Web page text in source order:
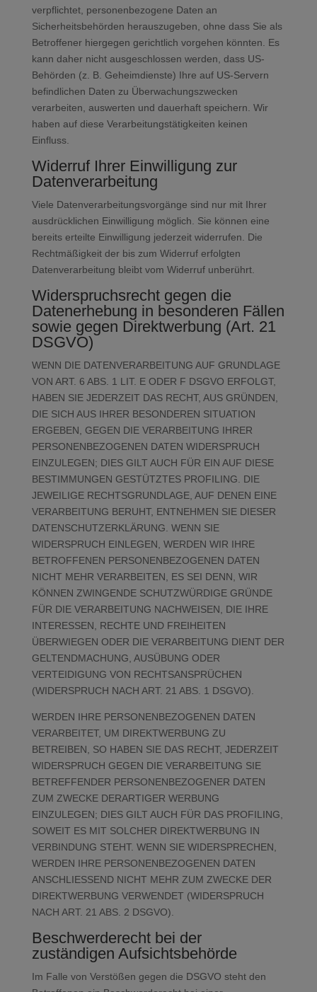
verpflichtet, personenbezogene Daten an
Sicherheitsbehörden herauszugeben, ohne dass Sie als
Betroffener hiergegen gerichtlich vorgehen könnten. Es
kann daher nicht ausgeschlossen werden, dass US-
Behörden (z. B. Geheimdienste) Ihre auf US-Servern
befindlichen Daten zu Überwachungszwecken
verarbeiten, auswerten und dauerhaft speichern. Wir
haben auf diese Verarbeitungstätigkeiten keinen
Einfluss.
Widerruf Ihrer Einwilligung zur
Datenverarbeitung
Viele Datenverarbeitungsvorgänge sind nur mit Ihrer
ausdrücklichen Einwilligung möglich. Sie können eine
bereits erteilte Einwilligung jederzeit widerrufen. Die
Rechtmäßigkeit der bis zum Widerruf erfolgten
Datenverarbeitung bleibt vom Widerruf unberührt.
Widerspruchsrecht gegen die
Datenerhebung in besonderen Fällen
sowie gegen Direktwerbung (Art. 21
DSGVO)
WENN DIE DATENVERARBEITUNG AUF GRUNDLAGE
VON ART. 6 ABS. 1 LIT. E ODER F DSGVO ERFOLGT,
HABEN SIE JEDERZEIT DAS RECHT, AUS GRÜNDEN,
DIE SICH AUS IHRER BESONDEREN SITUATION
ERGEBEN, GEGEN DIE VERARBEITUNG IHRER
PERSONENBEZOGENEN DATEN WIDERSPRUCH
EINZULEGEN; DIES GILT AUCH FÜR EIN AUF DIESE
BESTIMMUNGEN GESTÜTZTES PROFILING. DIE
JEWEILIGE RECHTSGRUNDLAGE, AUF DENEN EINE
VERARBEITUNG BERUHT, ENTNEHMEN SIE DIESER
DATENSCHUTZERKLÄRUNG. WENN SIE
WIDERSPRUCH EINLEGEN, WERDEN WIR IHRE
BETROFFENEN PERSONENBEZOGENEN DATEN
NICHT MEHR VERARBEITEN, ES SEI DENN, WIR
KÖNNEN ZWINGENDE SCHUTZWÜRDIGE GRÜNDE
FÜR DIE VERARBEITUNG NACHWEISEN, DIE IHRE
INTERESSEN, RECHTE UND FREIHEITEN
ÜBERWIEGEN ODER DIE VERARBEITUNG DIENT DER
GELTENDMACHUNG, AUSÜBUNG ODER
VERTEIDIGUNG VON RECHTSANSPRÜCHEN
(WIDERSPRUCH NACH ART. 21 ABS. 1 DSGVO).
WERDEN IHRE PERSONENBEZOGENEN DATEN
VERARBEITET, UM DIREKTWERBUNG ZU
BETREIBEN, SO HABEN SIE DAS RECHT, JEDERZEIT
WIDERSPRUCH GEGEN DIE VERARBEITUNG SIE
BETREFFENDER PERSONENBEZOGENER DATEN
ZUM ZWECKE DERARTIGER WERBUNG
EINZULEGEN; DIES GILT AUCH FÜR DAS PROFILING,
SOWEIT ES MIT SOLCHER DIREKTWERBUNG IN
VERBINDUNG STEHT. WENN SIE WIDERSPRECHEN,
WERDEN IHRE PERSONENBEZOGENEN DATEN
ANSCHLIESSEND NICHT MEHR ZUM ZWECKE DER
DIREKTWERBUNG VERWENDET (WIDERSPRUCH
NACH ART. 21 ABS. 2 DSGVO).
Beschwerde­recht bei der
zuständigen Aufsichts­behörde
Im Falle von Verstößen gegen die DSGVO steht den